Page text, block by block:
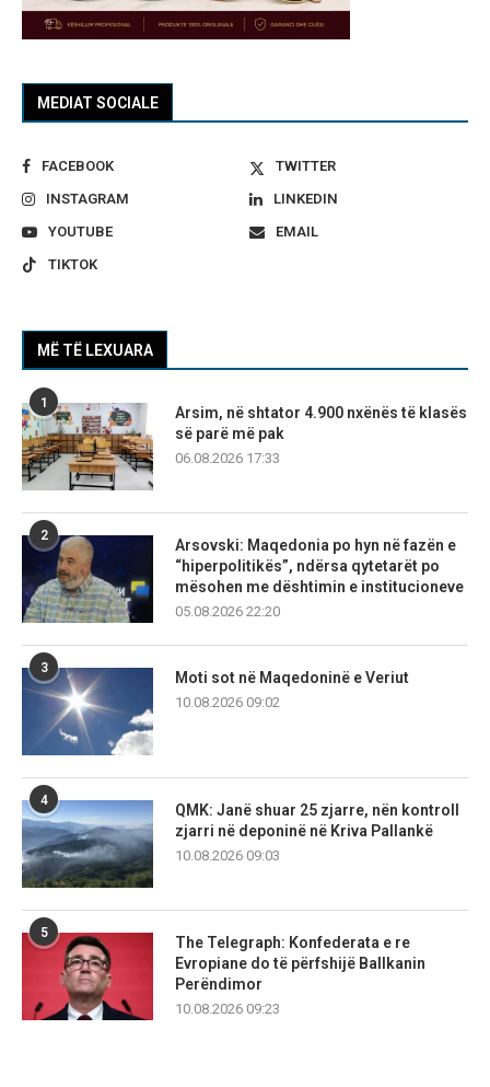
MEDIAT SOCIALE
FACEBOOK
TWITTER
INSTAGRAM
LINKEDIN
YOUTUBE
EMAIL
TIKTOK
MË TË LEXUARA
1
Arsim, në shtator 4.900 nxënës të klasës
së parë më pak
06.08.2026 17:33
2
Arsovski: Maqedonia po hyn në fazën e
“hiperpolitikës”, ndërsa qytetarët po
mësohen me dështimin e institucioneve
05.08.2026 22:20
3
Moti sot në Maqedoninë e Veriut
10.08.2026 09:02
4
QMK: Janë shuar 25 zjarre, nën kontroll
zjarri në deponinë në Kriva Pallankë
10.08.2026 09:03
5
The Telegraph: Konfederata e re
Evropiane do të përfshijë Ballkanin
Perëndimor
10.08.2026 09:23